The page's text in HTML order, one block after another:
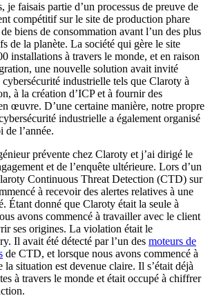
je faisais partie d’un processus de preuve de
compétitif sur le site de production phare
biens de consommation avant l’un des plus
de la planète. La société qui gère le site
installations à travers le monde, et en raison
une nouvelle solution avait invité
industrielle tels que Claroty à
à la création d’ICP et à fournir des
œuvre. D’une certaine manière, notre propre
industrielle a également organisé
de l’année.
prévente chez Claroty et j’ai dirigé le
et de l’enquête ultérieure. Lors d’un
Continuous Threat Detection (CTD) sur
à recevoir des alertes relatives à une
Étant donné que Claroty était la seule à
avons commencé à travailler avec le client
ses origines. La violation était le
Il avait été détecté par l’un des moteurs de
de CTD, et lorsque nous avons commencé à
la situation est devenue claire. Il s’était déjà
à travers le monde et était occupé à chiffrer